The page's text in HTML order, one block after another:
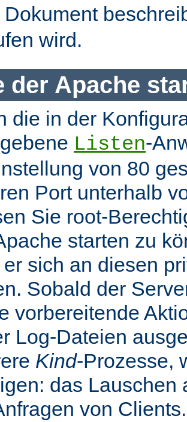
Dokument
wird.
der Apache
die in der
Listen-
von 80
Port unterhalb
Sie root-
starten zu
er sich an diesen
Sobald der
vorbereitende
Log-Dateien
Kind-Prozesse,
das Lauschen
von